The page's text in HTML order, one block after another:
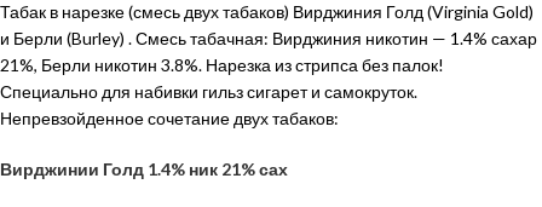
Табак в нарезке (смесь двух табаков) Вирджиния Голд (Virginia Gold)
и Берли (Burley) . Смесь табачная: Вирджиния никотин — 1.4% сахар
21%, Берли никотин 3.8%. Нарезка из стрипса без палок!
Специально для набивки гильз сигарет и самокруток.
Непревзойденное сочетание двух табаков:
Вирджинии Голд 1.4% ник 21% сах